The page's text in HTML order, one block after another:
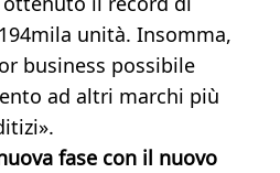
unità. Insomma,
business possibile
ad altri marchi più
fase con il nuovo